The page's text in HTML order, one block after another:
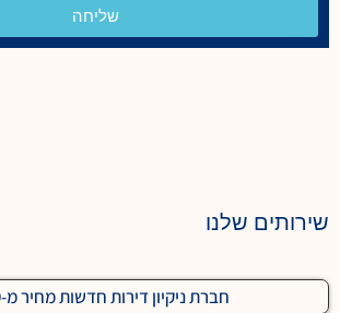
שליחה
שירותים שלנו
חברת ניקיון דירות חדשות מחיר מ-₪699